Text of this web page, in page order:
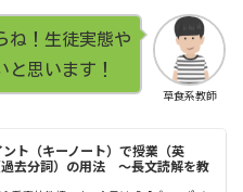
草食系教師
！生徒実態や
思います！
ント（キーノート）で授業（英
去分詞）の用法 〜長文読解を教